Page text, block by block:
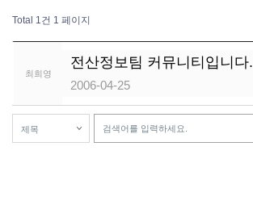
Total 1건 1 페이지
1
전산정보팀 커뮤니티입니다.
최희영
2006-04-25